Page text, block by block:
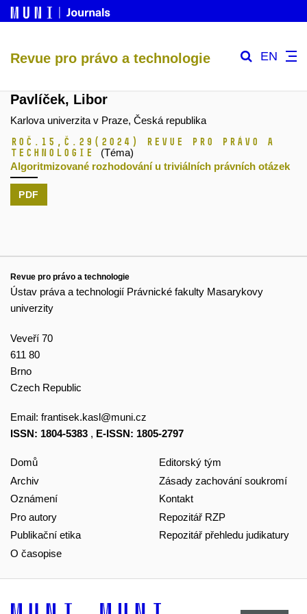
Revue pro právo a technologie EN
Pavlíček, Libor
Karlova univerzita v Praze, Česká republika
Roč.15, č.29 (2024)
Revue pro právo a
technologie (Téma)
Algoritmizované rozhodování u triviálních právních otázek
PDF
Revue pro právo a technologie
Ústav práva a technologií Právnické fakulty Masarykovy
univerzity
Veveří 70
611 80
Brno
Czech Republic
Email: frantisek.kasl@muni.cz
ISSN: 1804-5383 , E-ISSN: 1805-2797
Domů
Archiv
Oznámení
Pro autory
Publikační etika
O časopise
Editorský tým
Zásady zachování soukromí
Kontakt
Repozitář RZP
Repozitář přehledu judikatury